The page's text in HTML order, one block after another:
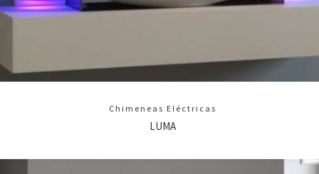
Chimeneas Eléctricas
LUMA